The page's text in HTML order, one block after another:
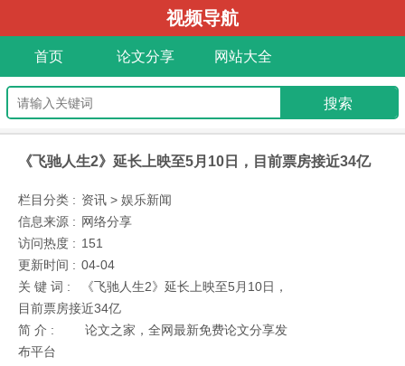
视频导航
首页 论文分享 网站大全
《飞驰人生2》延长上映至5月10日，目前票房接近34亿
栏目分类 : 资讯 > 娱乐新闻
信息来源 : 网络分享
访问热度 : 151
更新时间 : 04-04
关 键 词 :
《飞驰人生2》延长上映至5月10日，
目前票房接近34亿
简 介 :
论文之家，全网最新免费论文分享发
布平台